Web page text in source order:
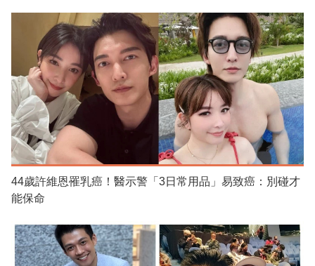
44歲許維恩罹乳癌！醫示警「3日常用品」易致癌：別碰才
能保命